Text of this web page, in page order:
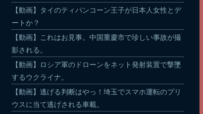
【動画】タイのティパンコーン王子が日本人女性とデ
ートか？
【動画】これはお見事。中国重慶市で珍しい事故が撮
影される。
【動画】ロシア軍のドローンをネット発射装置で撃墜
するウクライナ。
【動画】逃げる判断はやっ！埼玉でスマホ運転のプリ
ウスに当て逃げされる車載。